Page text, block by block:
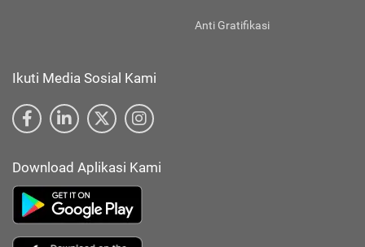
Anti Gratifikasi
Ikuti Media Sosial Kami
Download Aplikasi Kami